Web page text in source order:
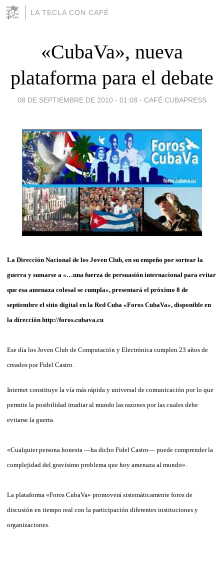
LA TECLA CON CAFÉ
«CubaVa», nueva
plataforma para el debate
08 DE SEPTIEMBRE DE 2010 - 01:08 - CAFÉ CUBAPRESS
La Dirección Nacional de los Joven Club, en su empeño por sortear la
guerra y sumarse a «…una fuerza de persuasión internacional para evitar
que esa amenaza colosal se cumpla», presentará el próximo 8 de
septiembre el sitio digital en la Red Cuba «Foros CubaVa», disponible en
la dirección http://foros.cubava.cu
Ese día los Joven Club de Computación y Electrónica cumplen 23 años de
creados por Fidel Castro.
Internet constituye la vía más rápida y universal de comunicación por lo que
permite la posibilidad irradiar al mundo las razones por las cuales debe
evitarse la guerra.
«Cualquier persona honesta —ha dicho Fidel Castro— puede comprender la
complejidad del gravísimo problema que hoy amenaza al mundo».
La plataforma «Foros CubaVa» promoverá sistemáticamente foros de
discusión en tiempo real con la participación diferentes instituciones y
organizaciones.